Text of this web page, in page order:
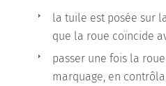
la tuile est posée sur
que la roue coïncide
passer une fois la
marquage, en